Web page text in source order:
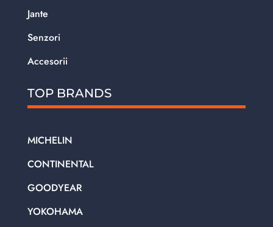
Jante
Senzori
Accesorii
TOP BRANDS
MICHELIN
CONTINENTAL
GOODYEAR
YOKOHAMA